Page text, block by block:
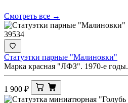
Смотреть все →
39534
Статуэтки парные "Малиновки"
Марка красная "ЛФЗ". 1970-е годы.
1 900 ₽